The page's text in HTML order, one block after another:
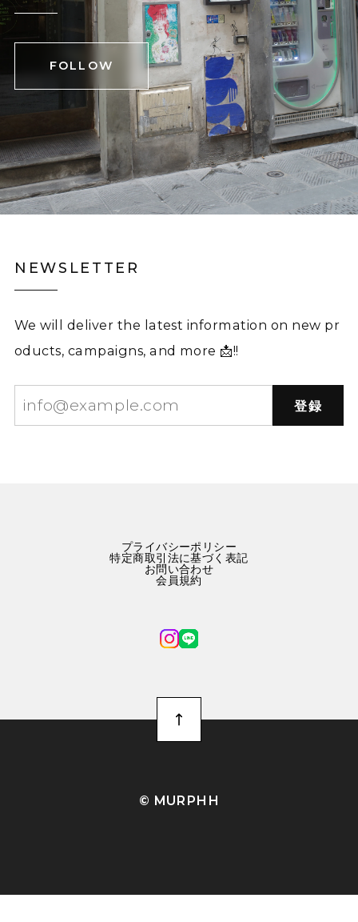
FOLLOW
NEWSLETTER
We will deliver the latest information on new pr
oducts, campaigns, and more 📩!!
登録
プライバシーポリシー
特定商取引法に基づく表記
お問い合わせ
会員規約
©︎ MURPHH